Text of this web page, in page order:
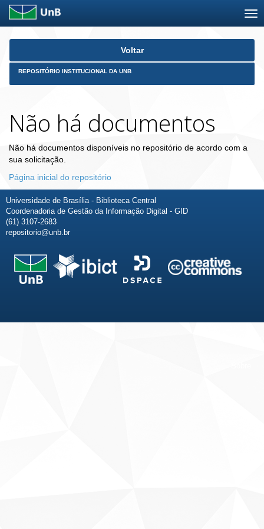
Skip
Voltar
REPOSITÓRIO INSTITUCIONAL DA UNB
Não há documentos
Não há documentos disponíveis no repositório de acordo com a
sua solicitação.
Página inicial do repositório
Universidade de Brasília - Biblioteca Central
Coordenadoria de Gestão da Informação Digital - GID
(61) 3107-2683
repositorio@unb.br